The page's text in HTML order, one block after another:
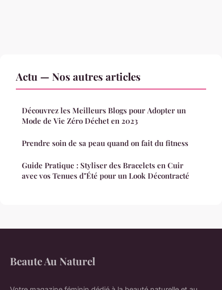
Actu — Nos autres articles
Découvrez les Meilleurs Blogs pour Adopter un
Mode de Vie Zéro Déchet en 2023
Prendre soin de sa peau quand on fait du fitness
Guide Pratique : Styliser des Bracelets en Cuir
avec vos Tenues d"Été pour un Look Décontracté
Beaute Au Naturel